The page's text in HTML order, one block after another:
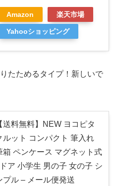
Amazon 楽天市場
Yahooショッピング
たためるタイプ！新しいで
送料無料】NEW ヨコピタ
ルット コンパクト 筆入れ
箱 ペンケース マグネット式
ア 小学生 男の子 女の子 シ
プル – メール便発送